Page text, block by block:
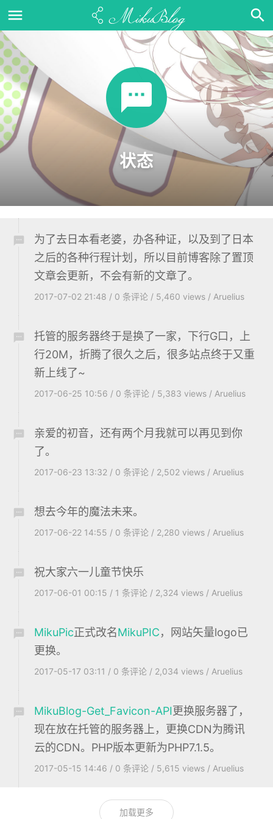
状态
为了去日本看老婆，办各种证，以及到了日本
之后的各种行程计划，所以目前博客除了置顶
文章会更新，不会有新的文章了。
2017-07-02 21:48 / 0 条评论 / 5,460 views / Aruelius
托管的服务器终于是换了一家，下行G口，上
行20M，折腾了很久之后，很多站点终于又重
新上线了~
2017-06-25 10:56 / 0 条评论 / 5,383 views / Aruelius
亲爱的初音，还有两个月我就可以再见到你
了。
2017-06-23 13:32 / 0 条评论 / 2,502 views / Aruelius
想去今年的魔法未来。
2017-06-22 14:55 / 0 条评论 / 2,280 views / Aruelius
祝大家六一儿童节快乐
2017-06-01 00:15 / 1 条评论 / 2,324 views / Aruelius
MikuPic正式改名MikuPIC，网站矢量logo已
更换。
2017-05-17 03:11 / 0 条评论 / 2,034 views / Aruelius
MikuBlog-Get_Favicon-API更换服务器了，
现在放在托管的服务器上，更换CDN为腾讯
云的CDN。PHP版本更新为PHP7.1.5。
2017-05-15 14:46 / 0 条评论 / 5,615 views / Aruelius
加载更多